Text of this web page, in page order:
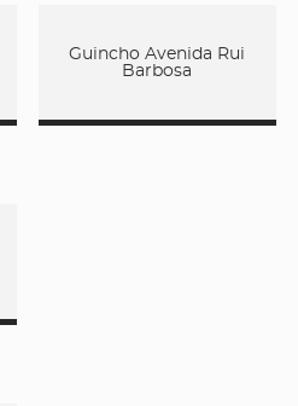
Guincho Avenida Rui
Barbosa